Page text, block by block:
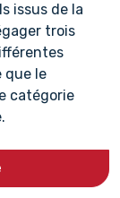
issus de la
trois
que le
catégorie